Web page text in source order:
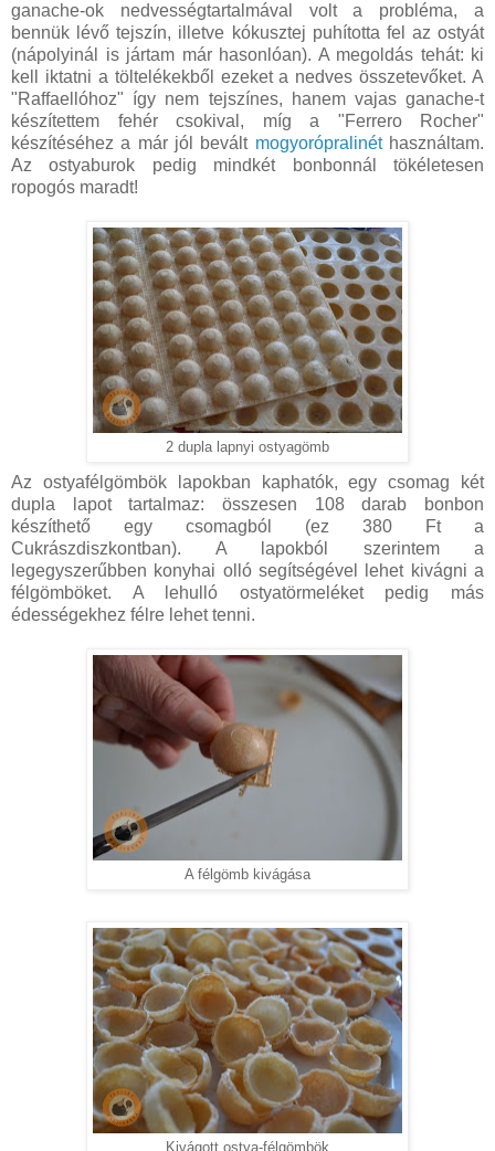
ganache-ok nedvességtartalmával volt a probléma, a
bennük lévő tejszín, illetve kókusztej puhította fel az ostyát
(nápolyinál is jártam már hasonlóan). A megoldás tehát: ki
kell iktatni a töltelékekből ezeket a nedves összetevőket. A
"Raffaellóhoz" így nem tejszínes, hanem vajas ganache-t
készítettem fehér csokival, míg a "Ferrero Rocher"
készítéséhez a már jól bevált mogyorópralinéthasználtam.
Az ostyaburok pedig mindkét bonbonnál tökéletesen
ropogós maradt!
2 dupla lapnyi ostyagömb
Az ostyafélgömbök lapokban kaphatók, egy csomag két
dupla lapot tartalmaz: összesen 108 darab bonbon
készíthető egy csomagból (ez 380 Ft a
Cukrászdiszkontban). A lapokból szerintem a
legegyszerűbben konyhai olló segítségével lehet kivágni a
félgömböket. A lehulló ostyatörmeléket pedig más
édességekhez félre lehet tenni.
A félgömb kivágása
Kivágott ostya-félgömbök